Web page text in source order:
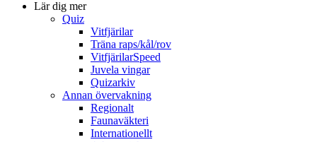
Lär dig mer
Quiz
Vitfjärilar
Träna raps/kål/rov
VitfjärilarSpeed
Juvela vingar
Quizarkiv
Annan övervakning
Regionalt
Faunaväkteri
Internationellt